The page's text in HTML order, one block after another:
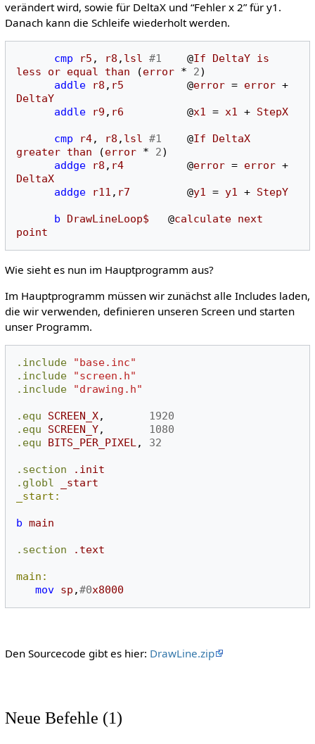
verändert wird, sowie für DeltaX und “Fehler x 2” für y1.
Danach kann die Schleife wiederholt werden.
cmp r5 , r8 , lsl #1 @If DeltaY is
less
or equal than (error * 2)
addle
r8 , r5 @error = error +
DeltaY
addle
r9 , r6 @x1 = x1 + StepX
cmp r4, r8 , lsl #1 @If
DeltaX
greater than (error * 2)
addge
r8 , r4 @error = error +
DeltaX
addge
r11 , r7 @y1 = y1 + StepY
b DrawLineLoop$ @calculate next
point
Wie sieht es nun im Hauptprogramm aus?
Im Hauptprogramm müssen wir zunächst alle Includes laden,
die wir verwenden, definieren unseren Screen und starten
unser Programm.
.include
"base.inc"
.include
"screen.h"
.include
"drawing.h"
.equ SCREEN_X,
1920
.equ
SCREEN_Y,
1080
.equ
BITS_PER_PIXEL, 32
.section
.init
.globl
_start
_start:
b main
.section .text
main:
mov sp ,#0x8000
Den Sourcecode gibt es hier: DrawLine.zip
Neue Befehle (1)